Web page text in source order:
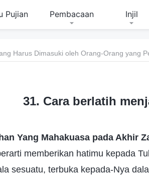
Pujian Pembacaan Injil
Harus Dimasuki oleh Orang-Orang yang
31. Cara berlatih
Yang Mahakuasa pada Akhir
memberikan hatimu kepada
sesuatu, terbuka kepada-Nya